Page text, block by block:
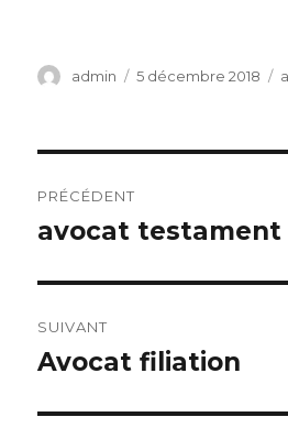
Auteur
admin
Publié
5 décembre 2018
de
PRÉCÉDENT
Article
avocat testament
SUIVANT
Article
Avocat filiation